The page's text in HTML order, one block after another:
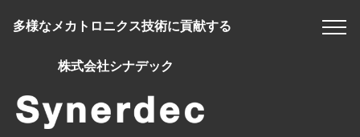
多様なメカトロニクス技術に貢献する
株式会社シナデック